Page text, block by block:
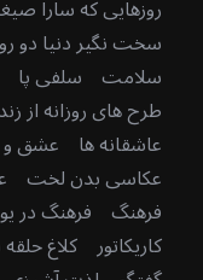
روزهایی که سارا
سخت نگیر دنیا دو
سلامت سلفی پا
طرح های روزانه از
عاشقانه ها عشق و
عکاسی بدن لخت
فرهنگ فرهنگ در
کاریکاتور کلاغ حلقه